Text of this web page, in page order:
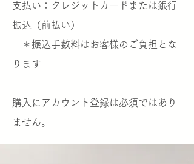
支払い：クレジットカードまたは銀行
振込（前払い）
＊振込手数料はお客様のご負担とな
ります
​購入にアカウント登録は必須ではあり
ません。